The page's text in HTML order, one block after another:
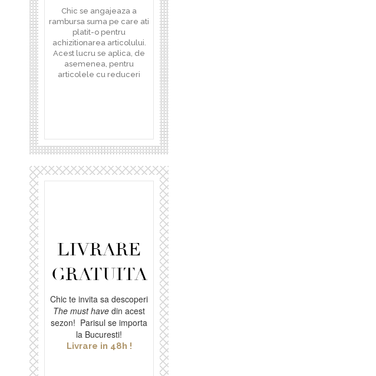
Chic se angajeaza a
rambursa suma pe care ati
platit-o pentru
achizitionarea articolului.
Acest lucru se aplica, de
asemenea, pentru
articolele cu reduceri
LIVRARE
GRATUITA
Chic te invita sa descoperi
The must have din acest
sezon! Parisul se importa
la Bucuresti!
Livrare in 48h !